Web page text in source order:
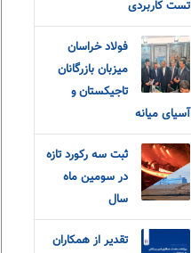
تست کاربردی
فولاد خراسان
میزبان بازرگانان
تاجیکستان و
آسیای میانه
ثبت سه رکورد تازه
در سومین ماه
سال
تقدیر از همکاران